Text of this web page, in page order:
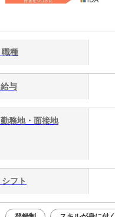
職種
給与
勤務地・面接地
シフト